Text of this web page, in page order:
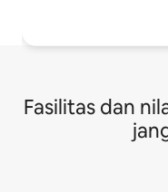
Fasilitas dan